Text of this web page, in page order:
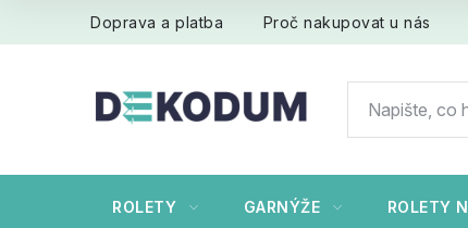
Doprava a platba Proč nakupovat u nás
ROLETY GARNÝŽE ROLETY